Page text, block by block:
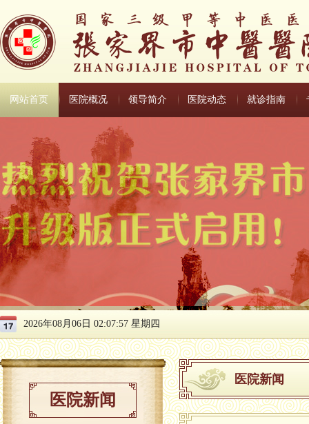
网站首页 医院概况 领导简介 医院动态 就诊指南
2026年08月06日 02:07:57 星期四
医院新闻
医院新闻